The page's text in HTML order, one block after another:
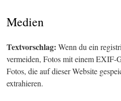
Medien
Textvorschlag: Wenn du ein
vermeiden, Fotos mit einem EXIF-
Fotos, die auf dieser Website
extrahieren.